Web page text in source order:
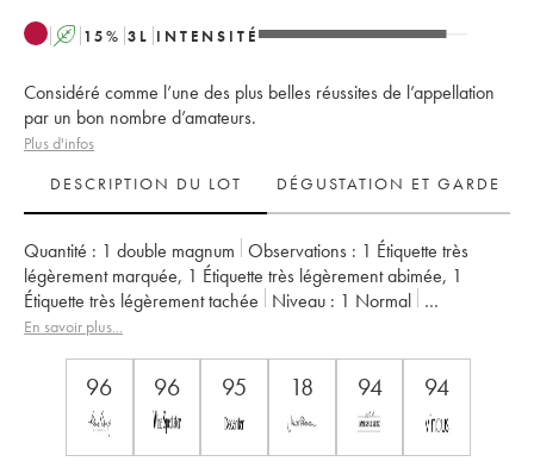
A 15% 3 L INTENSITÉ
Considéré comme l’une des plus belles réussites de l’appellation
par un bon nombre d’amateurs.
Plus d'infos
DESCRIPTION DU LOT
DÉGUSTATION ET GARDE
Quantité : 1 double magnum Observations : 1 Étiquette très
légèrement marquée, 1 Étiquette très légèrement abimée, 1
Étiquette très légèrement tachée
Niveau : 1 Normal
Provenance :
Propriétaire :
Clos des Papes - Paul Avril
En savoir plus...
96 96 95 18 94 94